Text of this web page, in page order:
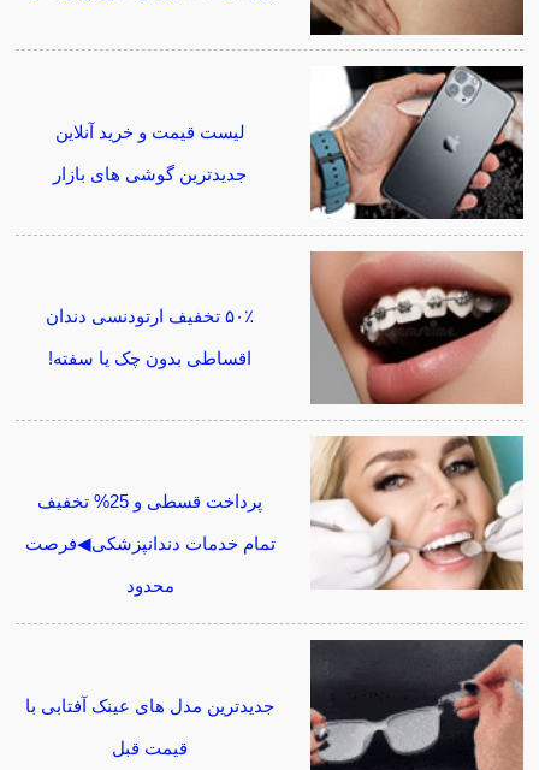
لیست قیمت و خرید آنلاین
جدیدترین گوشی های بازار
۵۰٪ تخفیف ارتودنسی دندان
اقساطی بدون چک یا سفته!
پرداخت قسطی و 25% تخفیف
تمام خدمات دندانپزشکی◀فرصت
محدود
جدیدترین مدل های عینک آفتابی با
قیمت قبل